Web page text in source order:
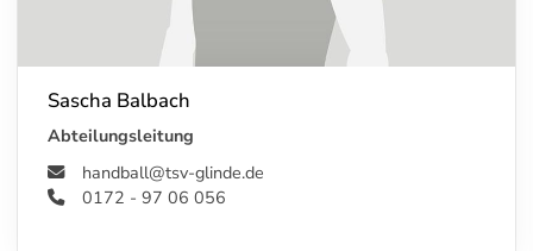
Sascha Balbach
Abteilungsleitung
handball@tsv-glinde.de
0172 - 97 06 056